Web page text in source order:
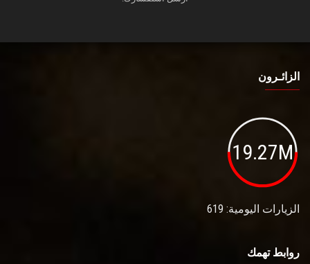
الزائـرون
19.27M
الزيارات اليومية: 619
روابط تهمك